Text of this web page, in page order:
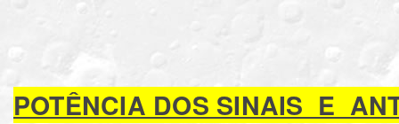
POTÊNCIA DOS SINAIS E